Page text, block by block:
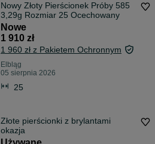
Nowy Złoty Pierścionek Próby 585
3,29g Rozmiar 25 Ocechowany
Nowe
1 910 zł
1 960 zł z Pakietem Ochronnym
Elbląg
05 sierpnia 2026
25
Złote pierścionki z brylantami
okazja